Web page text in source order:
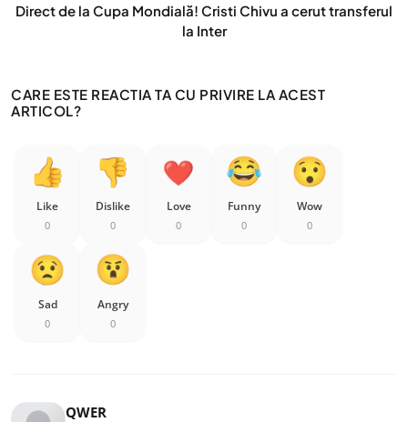
Direct de la Cupa Mondială! Cristi Chivu a cerut transferul
la Inter
CARE ESTE REACTIA TA CU PRIVIRE LA ACEST
ARTICOL?
Like
0
Dislike
0
Love
0
Funny
0
Wow
0
Sad
0
Angry
0
QWER